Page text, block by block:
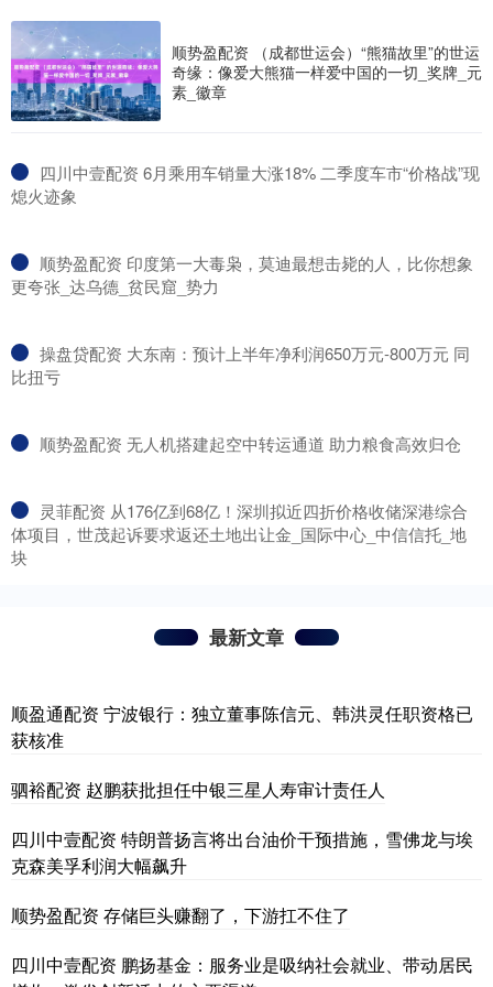
顺势盈配资 （成都世运会）“熊猫故里”的世运
奇缘：像爱大熊猫一样爱中国的一切_奖牌_元
素_徽章
​四川中壹配资 6月乘用车销量大涨18% 二季度车市“价格战”现
熄火迹象
​顺势盈配资 印度第一大毒枭，莫迪最想击毙的人，比你想象
更夸张_达乌德_贫民窟_势力
​操盘贷配资 大东南：预计上半年净利润650万元-800万元 同
比扭亏
​顺势盈配资 无人机搭建起空中转运通道 助力粮食高效归仓
​灵菲配资 从176亿到68亿！深圳拟近四折价格收储深港综合
体项目，世茂起诉要求返还土地出让金_国际中心_中信信托_地
块
最新文章
顺盈通配资 宁波银行：独立董事陈信元、韩洪灵任职资格已
获核准
驷裕配资 赵鹏获批担任中银三星人寿审计责任人
四川中壹配资 特朗普扬言将出台油价干预措施，雪佛龙与埃
克森美孚利润大幅飙升
顺势盈配资 存储巨头赚翻了，下游扛不住了
四川中壹配资 鹏扬基金：服务业是吸纳社会就业、带动居民